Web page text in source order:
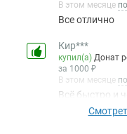
В этом месяце
Все отлично
Кир***
купил(а)Донат
за 1000 ₽
В этом месяце
Всё быстро и
всё понятно